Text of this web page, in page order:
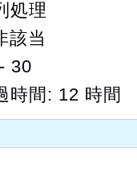
処理
該当
30
時間: 12 時間